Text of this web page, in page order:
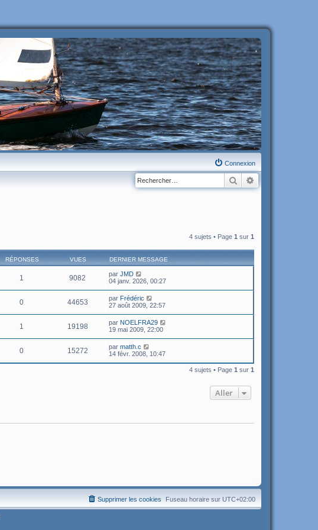
Connexion
Rechercher
4 sujets • Page 1 sur 1
RÉPONSES VUES DERNIER MESSAGE
1 9082 par JMD
04 janv. 2026, 00:27
0 44653 par Frédéric
27 août 2009, 22:57
1 19198 par NOELFRA29
19 mai 2009, 22:00
0 15272 par matth.c
14 févr. 2008, 10:47
4 sujets • Page 1 sur 1
Aller
Fuseau horaire sur UTC+02:00
Supprimer les cookies